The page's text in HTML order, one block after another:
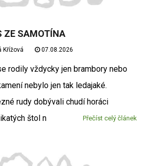
ZE SAMOTÍNA
Křížová 07.08.2026
rodily vždycky jen brambory nebo
nebylo jen tak ledajaké.
rudy dobývali chudí horáci
štol n
Přečíst celý článek